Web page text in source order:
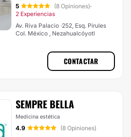
5 (8 Opiniones)·
2 Experiencias
Av. Riva Palacio ·252, Esq. Pirules
Col. México , Nezahualcóyotl
CONTACTAR
SEMPRE BELLA
Medicina estética
4.9
(8 Opiniones)